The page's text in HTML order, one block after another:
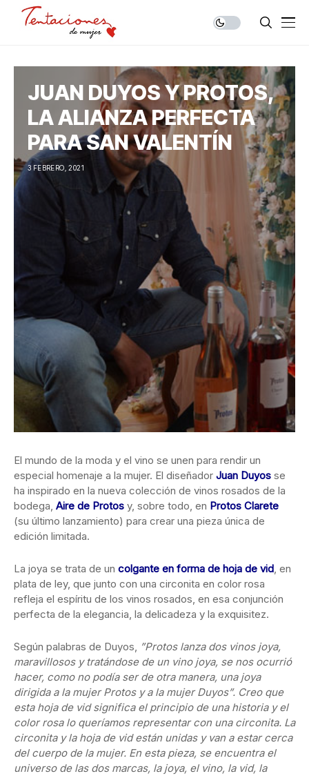
JUAN DUYOS Y PROTOS,
LA ALIANZA PERFECTA
PARA SAN VALENTÍN
3 FEBRERO, 2021
El mundo de la moda y el vino se unen para rendir un
especial homenaje a la mujer. El diseñador Juan Duyos se
ha inspirado en la nueva colección de vinos rosados de la
bodega, Aire de Protos y, sobre todo, en Protos Clarete
(su último lanzamiento) para crear una pieza única de
edición limitada.
La joya se trata de un colgante en forma de hoja de vid, en
plata de ley, que junto con una circonita en color rosa
refleja el espíritu de los vinos rosados, en esa conjunción
perfecta de la elegancia, la delicadeza y la exquisitez.
Según palabras de Duyos, ”Protos lanza dos vinos joya,
maravillosos y tratándose de un vino joya, se nos ocurrió
hacer, como no podía ser de otra manera, una joya
dirigida a la mujer Protos y a la mujer Duyos”. Creo que
esta hoja de vid significa el principio de una historia y el
color rosa lo queríamos representar con una circonita. La
circonita y la hoja de vid están unidas y van a estar cerca
del cuerpo de la mujer. En esta pieza, se encuentra el
universo de las dos marcas, la joya, el vino, la vid, la